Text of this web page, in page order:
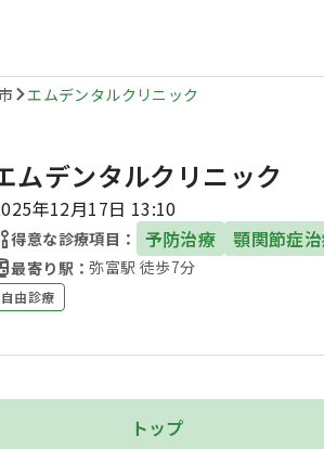
エムデンタルクリニック
ムデンタルクリニック
年12月17日 13:10
得意な診療項目： 予防治療 顎関節症
最寄り駅：弥富駅 徒歩7分
自由診療
トップ